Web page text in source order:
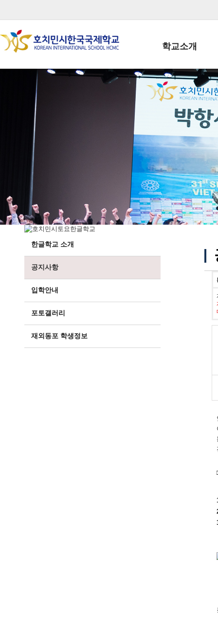
학교소개
학교장인사말
학생회장인사말
학교상징
학교 CI
교직원현황
학생현황
위치/전화
전경사진
한글학교 소개
공지사항
입학안내
포토갤러리
재외동포 학생정보